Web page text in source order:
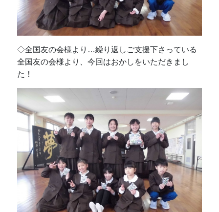
◇全国友の会様より…繰り返しご支援下さっている
全国友の会様より、今回はおかしをいただきまし
た！